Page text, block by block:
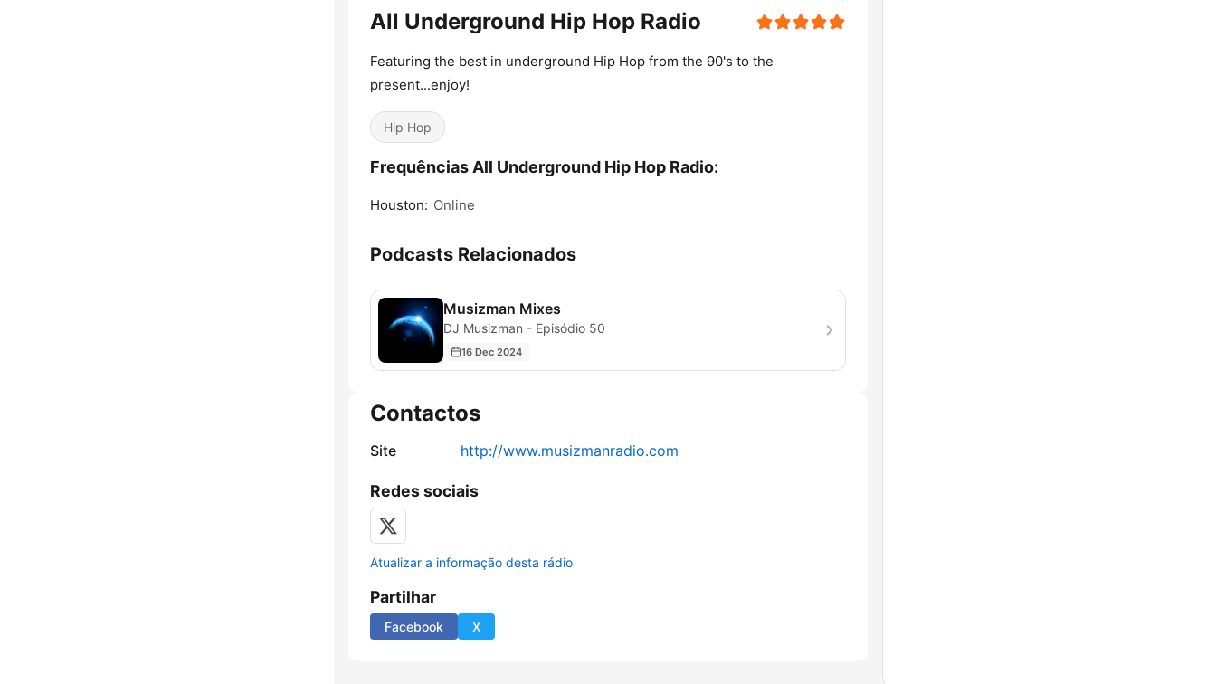
All Underground Hip Hop Radio
Featuring the best in underground Hip Hop from the 90's to the
present...enjoy!
Hip Hop
Frequências All Underground Hip Hop Radio:
Houston: Online
Podcasts Relacionados
Musizman Mixes
DJ Musizman - Episódio 50
16 Dec 2024
Contactos
Site http://www.musizmanradio.com
Redes sociais
Atualizar a informação desta rádio
Partilhar
Facebook X